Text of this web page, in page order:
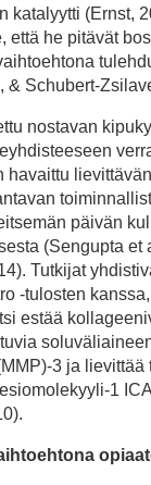
katalyytti (Ernst,
että he pitävät
& Schubert-
nostavan
havaittu
päivän
(Sengupta et
Tutkijat
-tulosten
estää
3 ja lievittää
1